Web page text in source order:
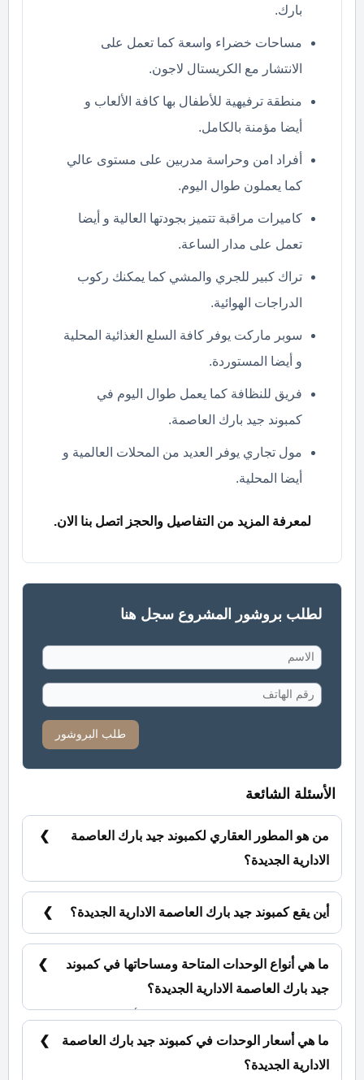
بارك.
مساحات خضراء واسعة كما تعمل على
الانتشار مع الكريستال لاجون.
منطقة ترفيهية للأطفال بها كافة الألعاب و
أيضا مؤمنة بالكامل.
أفراد امن وحراسة مدربين على مستوى عالي
كما يعملون طوال اليوم.
كاميرات مراقبة تتميز بجودتها العالية و أيضا
تعمل على مدار الساعة.
تراك كبير للجري والمشي كما يمكنك ركوب
الدراجات الهوائية.
سوبر ماركت يوفر كافة السلع الغذائية المحلية
و أيضا المستوردة.
فريق للنظافة كما يعمل طوال اليوم في
كمبوند جيد بارك العاصمة.
مول تجاري يوفر العديد من المحلات العالمية و
أيضا المحلية.
لمعرفة المزيد من التفاصيل والحجز اتصل بنا الان.
لطلب بروشور المشروع سجل هنا
طلب البروشور
الأسئلة الشائعة
من هو المطور العقاري لكمبوند جيد بارك العاصمة
الادارية الجديدة؟
Developments.
أين يقع كمبوند جيد بارك العاصمة الادارية الجديدة؟
السكني الثالث R3.
ما هي أنواع الوحدات المتاحة ومساحاتها في كمبوند
جيد بارك العاصمة الادارية الجديدة؟
ما هي أسعار الوحدات في كمبوند جيد بارك العاصمة
الادارية الجديدة؟